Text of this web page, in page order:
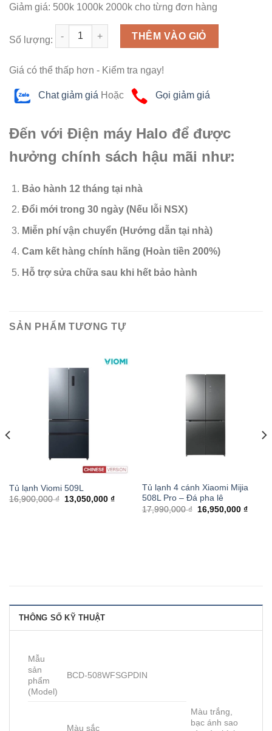
Giảm giá: 500k 1000k 2000k cho từng đơn hàng
Số lượng:
Số lượng THÊM VÀO GIỎ
Giá có thể thấp hơn - Kiểm tra ngay!
Chat giảm giá Hoặc Gọi giảm giá
Đến với Điện máy Halo để được
hưởng chính sách hậu mãi như:
Bảo hành 12 tháng tại nhà
Đổi mới trong 30 ngày (Nếu lỗi NSX)
Miễn phí vận chuyển (Hướng dẫn tại nhà)
Cam kết hàng chính hãng (Hoàn tiền 200%)
Hỗ trợ sửa chữa sau khi hết bảo hành
SẢN PHẨM TƯƠNG TỰ
Tủ lạnh Viomi 509L
16,900,000 ₫ 13,050,000 ₫
Tủ lạnh 4 cánh Xiaomi Mijia
508L Pro – Đá pha lê
17,990,000 ₫
16,950,000 ₫
THÔNG SỐ KỸ THUẬT
Mẫu
sản
phẩm
(Model)
BCD-508WFSGPDIN
Màu sắc
Màu trắng,
bạc ánh sao